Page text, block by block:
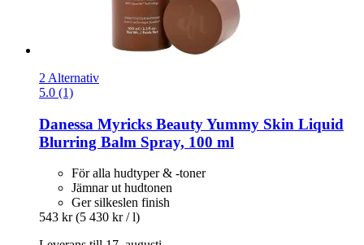
2 Alternativ
5.0 (1)
Danessa Myricks BeautyYummy Skin Liquid
Blurring Balm Spray, 100 ml
För alla hudtyper & -toner
Jämnar ut hudtonen
Ger silkeslen finish
543 kr (5 430 kr / l)